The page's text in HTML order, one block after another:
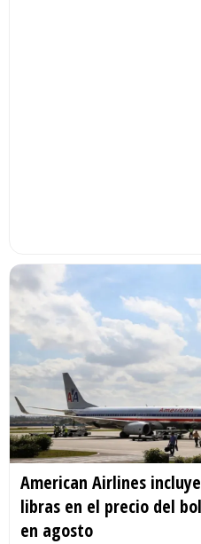
American Airlines
libras en el precio del
en agosto